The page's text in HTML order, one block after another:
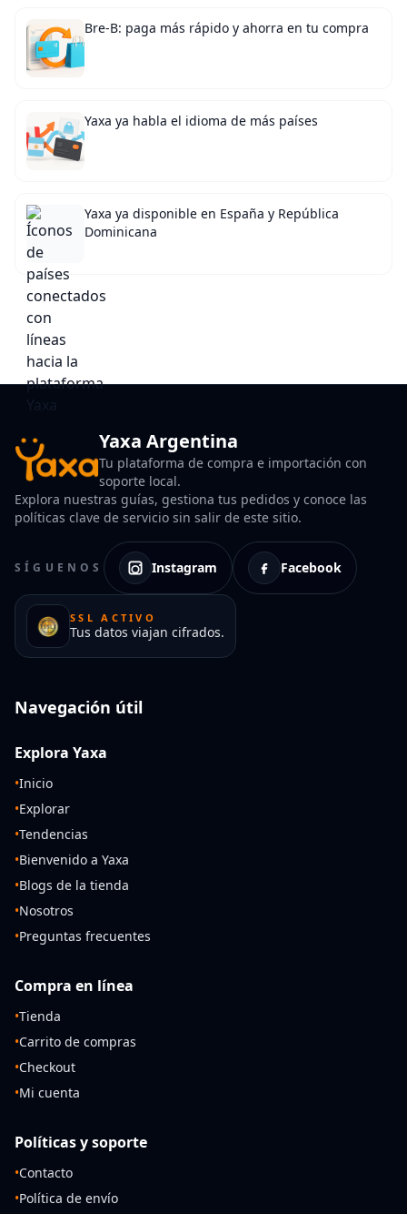
Bre-B: paga más rápido y ahorra en tu compra
Yaxa ya habla el idioma de más países
Yaxa ya disponible en España y República
Dominicana
Yaxa Argentina
Tu plataforma de compra e importación con
soporte local.
Explora nuestras guías, gestiona tus pedidos y conoce las
políticas clave de servicio sin salir de este sitio.
SÍGUENOS Instagram Facebook
SSL ACTIVO
Tus datos viajan cifrados.
Navegación útil
Explora Yaxa
•Inicio
•Explorar
•Tendencias
•Bienvenido a Yaxa
•Blogs de la tienda
•Nosotros
•Preguntas frecuentes
Compra en línea
•Tienda
•Carrito de compras
•Checkout
•Mi cuenta
Políticas y soporte
•Contacto
•Política de envío